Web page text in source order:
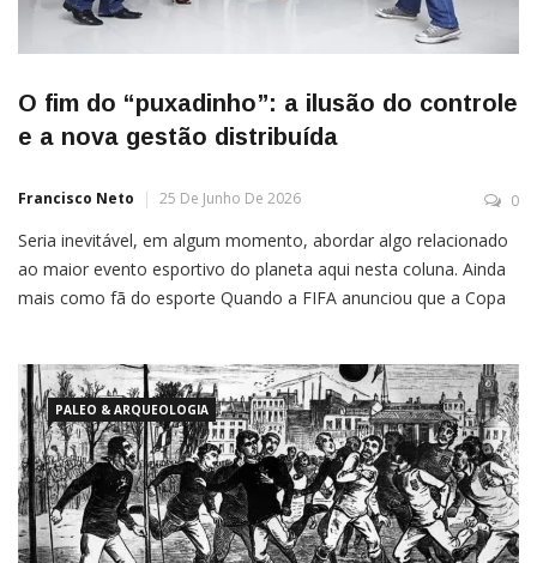
O fim do “puxadinho”: a ilusão do controle
e a nova gestão distribuída
Francisco Neto 25 De Junho De 2026 0
Seria inevitável, em algum momento, abordar algo relacionado
ao maior evento esportivo do planeta aqui nesta coluna. Ainda
mais como fã do esporte Quando a FIFA anunciou que a Copa
PALEO & ARQUEOLOGIA